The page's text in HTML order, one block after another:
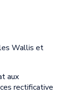
Wallis et
aux
rectificative